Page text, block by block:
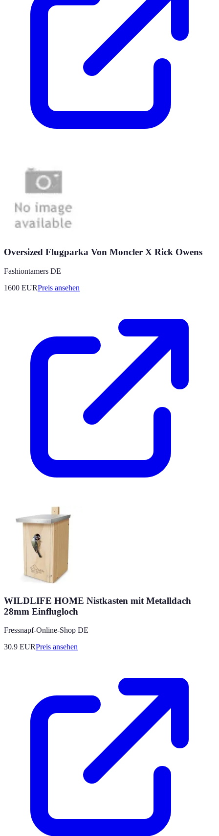
Oversized Flugparka Von Moncler X Rick Owens
Fashiontamers DE
1600 EURPreis ansehen
WILDLIFE HOME Nistkasten mit Metalldach
28mm Einflugloch
Fressnapf-Online-Shop DE
30.9 EURPreis ansehen